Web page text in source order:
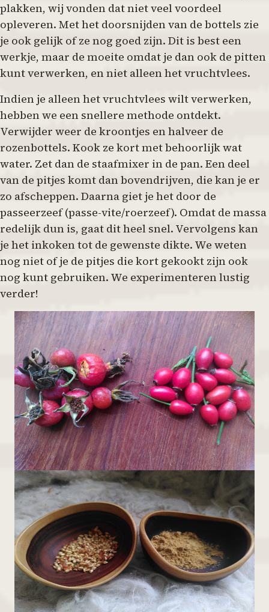
plakken, wij vonden dat niet veel voordeel
opleveren. Met het doorsnijden van de bottels zie
je ook gelijk of ze nog goed zijn. Dit is best een
werkje, maar de moeite omdat je dan ook de pitten
kunt verwerken, en niet alleen het vruchtvlees.
Indien je alleen het vruchtvlees wilt verwerken,
hebben we een snellere methode ontdekt.
Verwijder weer de kroontjes en halveer de
rozenbottels. Kook ze kort met behoorlijk wat
water. Zet dan de staafmixer in de pan. Een deel
van de pitjes komt dan bovendrijven, die kan je er
zo afscheppen. Daarna giet je het door de
passeerzeef (passe-vite/roerzeef). Omdat de massa
redelijk dun is, gaat dit heel snel. Vervolgens kan
je het inkoken tot de gewenste dikte. We weten
nog niet of je de pitjes die kort gekookt zijn ook
nog kunt gebruiken. We experimenteren lustig
verder!